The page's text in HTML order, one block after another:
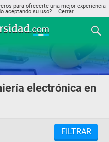
para ofrecerte una mejor experiencia
aceptando su uso? .. Cerrar
electrónica en
FILTRAR